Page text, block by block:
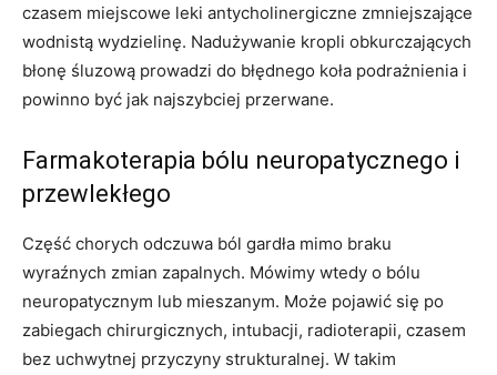
czasem miejscowe leki antycholinergiczne zmniejszające
wodnistą wydzielinę. Nadużywanie kropli obkurczających
błonę śluzową prowadzi do błędnego koła podrażnienia i
powinno być jak najszybciej przerwane.
Farmakoterapia bólu neuropatycznego i
przewlekłego
Część chorych odczuwa ból gardła mimo braku
wyraźnych zmian zapalnych. Mówimy wtedy o bólu
neuropatycznym lub mieszanym. Może pojawić się po
zabiegach chirurgicznych, intubacji, radioterapii, czasem
bez uchwytnej przyczyny strukturalnej. W takim